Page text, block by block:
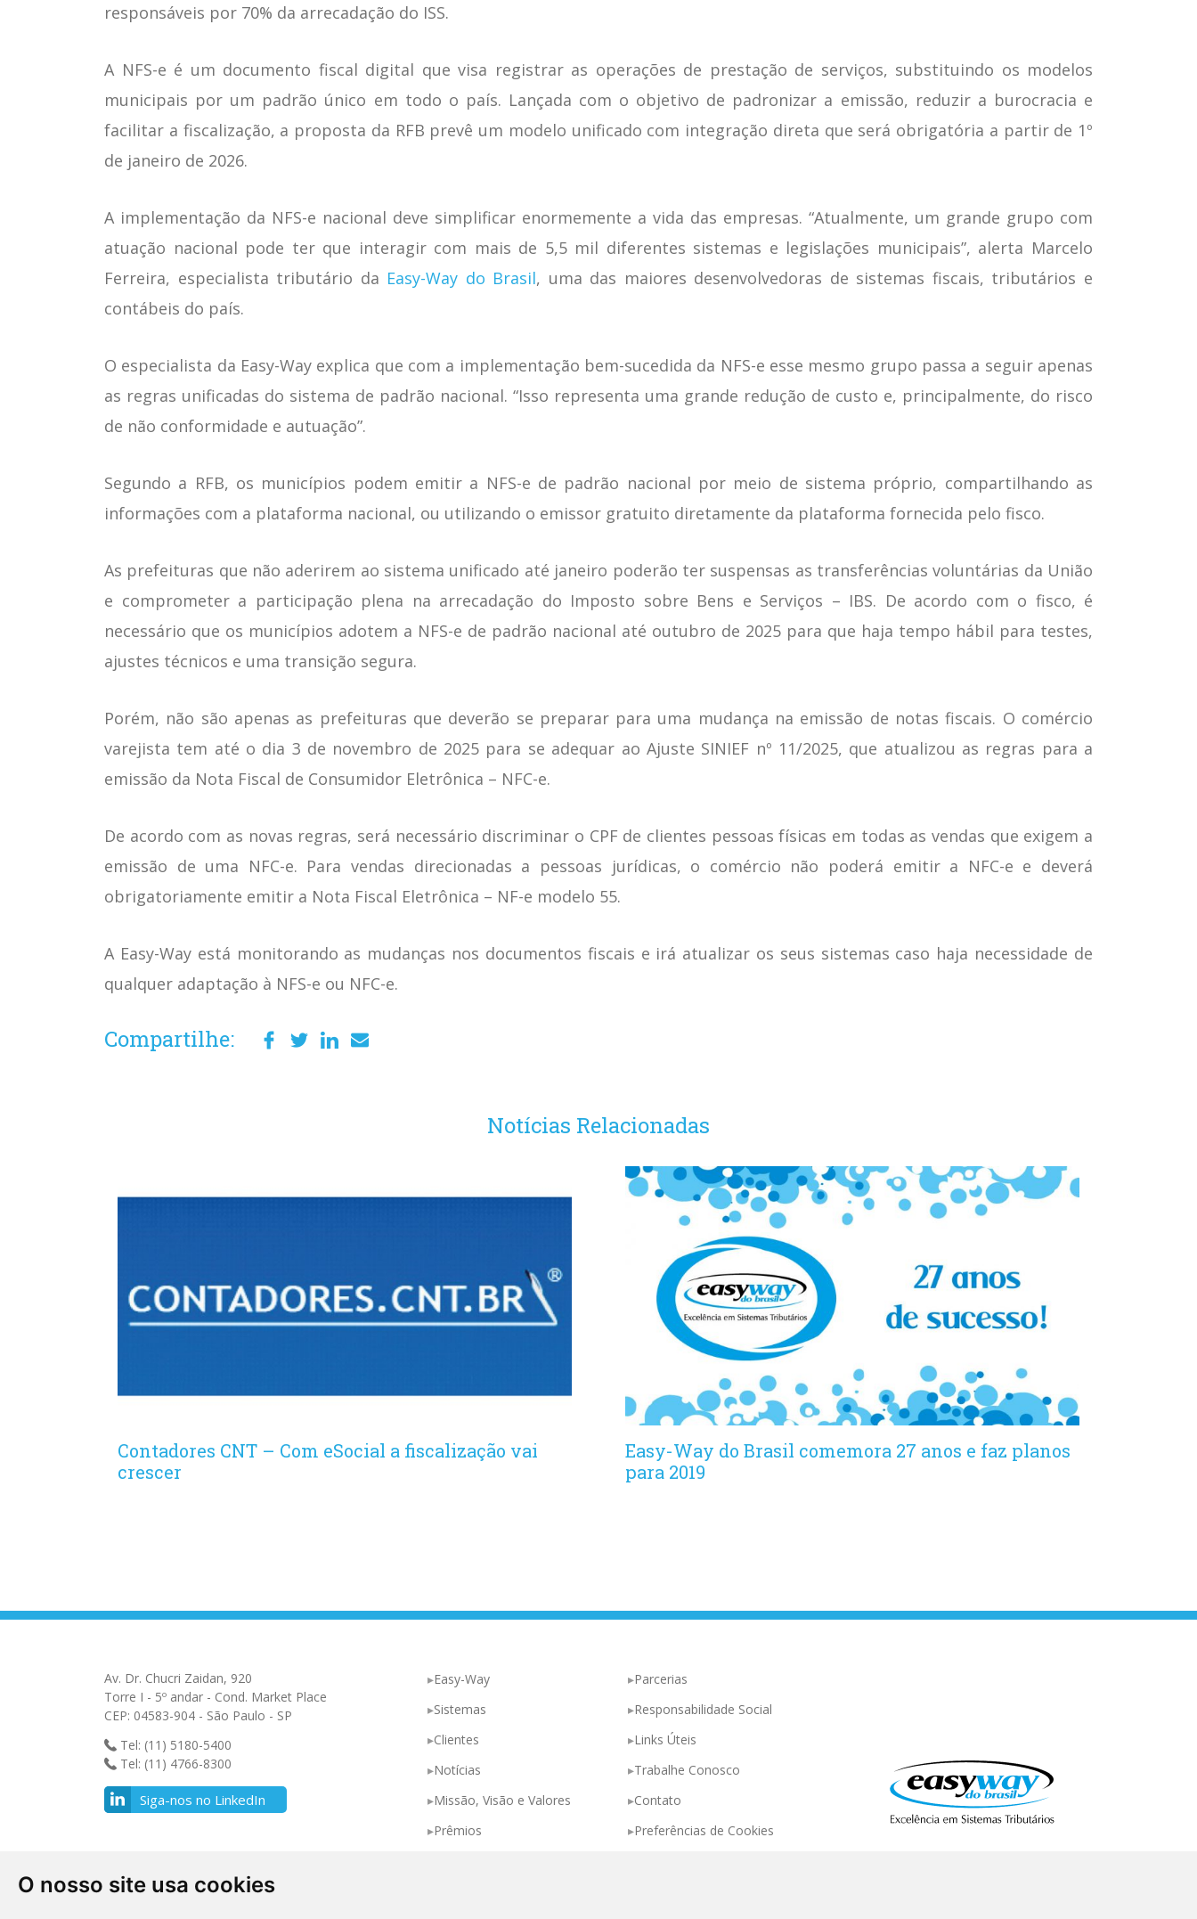
O nosso site usa cookies
responsáveis por 70% da arrecadação do ISS.
A NFS-e é um documento fiscal digital que visa registrar as operações de prestação de serviços, substituindo os modelos
municipais por um padrão único em todo o país. Lançada com o objetivo de padronizar a emissão, reduzir a burocracia e
facilitar a fiscalização, a proposta da RFB prevê um modelo unificado com integração direta que será obrigatória a partir de 1º
de janeiro de 2026.
A implementação da NFS-e nacional deve simplificar enormemente a vida das empresas. “Atualmente, um grande grupo com
atuação nacional pode ter que interagir com mais de 5,5 mil diferentes sistemas e legislações municipais”, alerta Marcelo
Ferreira, especialista tributário da Easy-Way do Brasil, uma das maiores desenvolvedoras de sistemas fiscais, tributários e
contábeis do país.
O especialista da Easy-Way explica que com a implementação bem-sucedida da NFS-e esse mesmo grupo passa a seguir apenas
as regras unificadas do sistema de padrão nacional. “Isso representa uma grande redução de custo e, principalmente, do risco
de não conformidade e autuação”.
Segundo a RFB, os municípios podem emitir a NFS-e de padrão nacional por meio de sistema próprio, compartilhando as
informações com a plataforma nacional, ou utilizando o emissor gratuito diretamente da plataforma fornecida pelo fisco.
As prefeituras que não aderirem ao sistema unificado até janeiro poderão ter suspensas as transferências voluntárias da União
e comprometer a participação plena na arrecadação do Imposto sobre Bens e Serviços – IBS. De acordo com o fisco, é
necessário que os municípios adotem a NFS-e de padrão nacional até outubro de 2025 para que haja tempo hábil para testes,
ajustes técnicos e uma transição segura.
Porém, não são apenas as prefeituras que deverão se preparar para uma mudança na emissão de notas fiscais. O comércio
varejista tem até o dia 3 de novembro de 2025 para se adequar ao Ajuste SINIEF nº 11/2025, que atualizou as regras para a
emissão da Nota Fiscal de Consumidor Eletrônica – NFC-e.
De acordo com as novas regras, será necessário discriminar o CPF de clientes pessoas físicas em todas as vendas que exigem a
emissão de uma NFC-e. Para vendas direcionadas a pessoas jurídicas, o comércio não poderá emitir a NFC-e e deverá
obrigatoriamente emitir a Nota Fiscal Eletrônica – NF-e modelo 55.
A Easy-Way está monitorando as mudanças nos documentos fiscais e irá atualizar os seus sistemas caso haja necessidade de
qualquer adaptação à NFS-e ou NFC-e.
Compartilhe:
Notícias Relacionadas
Contadores CNT – Com eSocial a fiscalização vai
crescer
Easy-Way do Brasil comemora 27 anos e faz planos
para 2019
Av. Dr. Chucri Zaidan, 920
Torre I - 5º andar - Cond. Market Place
CEP: 04583-904 - São Paulo - SP
Tel: (11) 5180-5400
Tel: (11) 4766-8300
Siga-nos no LinkedIn
Easy-Way
Sistemas
Clientes
Notícias
Missão, Visão e Valores
Prêmios
Parcerias
Responsabilidade Social
Links Úteis
Trabalhe Conosco
Contato
Preferências de Cookies